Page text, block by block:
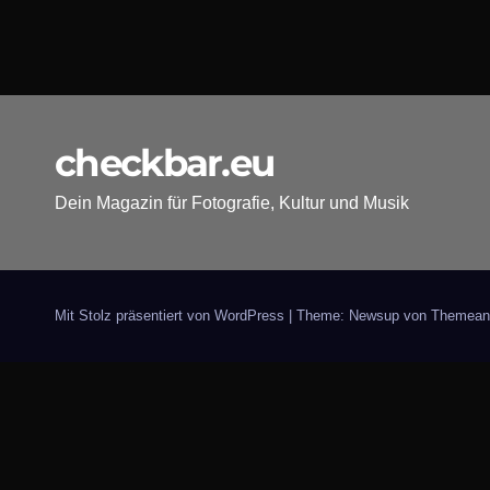
checkbar.eu
Dein Magazin für Fotografie, Kultur und Musik
Mit Stolz präsentiert von WordPress Theme: Newsup von